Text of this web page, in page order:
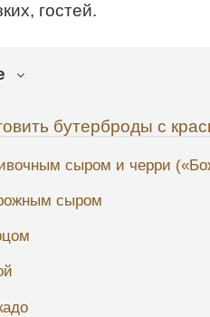
гостей.
бутерброды с
сыром и черри
сыром